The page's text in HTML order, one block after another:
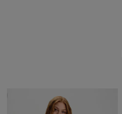
Valitse 2, maksa 52,99€